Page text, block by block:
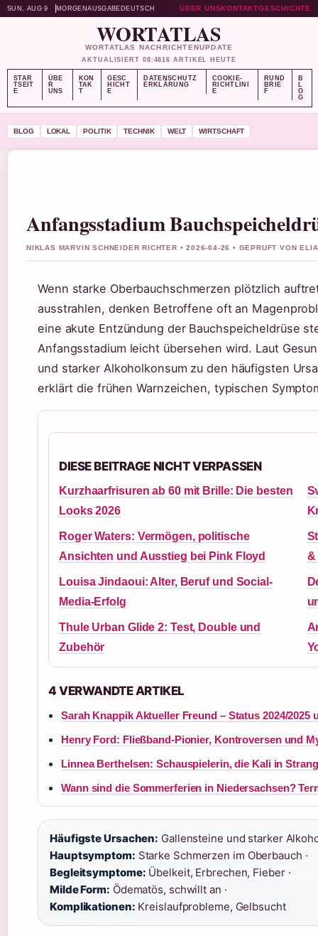
SUN, AUG 9 MORGENAUSGABE DEUTSCH ÜBER UNSKONTAKTGESCHICHTE
WORTATLAS
WORTATLAS NACHRICHTENUPDATE
AKTUALISIERT 08:4816 ARTIKEL HEUTE
STAR
TSEIT
E
ÜBE
R
UNS
KON
TAK
T
GESC
HICHT
E
DATENSCHUTZ
ERKLÄRUNG
COOKIE-
RICHTLINI
E
RUND
BRIE
F
B
L
O
G
BLOG LOKAL POLITIK TECHNIK WELT WIRTSCHAFT
Anfangsstadium
NIKLAS MARVIN SCHNEIDER RICHTER • 2026-04-26 • GEPRUFT VON
Wenn starke Oberbauchschmerzen plötzlich
ausstrahlen, denken Betroffene oft an
eine akute Entzündung der Bauchspeicheldrüse
Anfangsstadium leicht übersehen wird. Laut
und starker Alkoholkonsum zu den häufigsten
erklärt die frühen Warnzeichen, typischen
DIESE BEITRAGE NICHT VERPASSEN
Kurzhaarfrisuren ab 60 mit Brille: Die besten
Looks 2026
Roger Waters: Vermögen, politische
Ansichten und Ausstieg bei Pink Floyd
&
Louisa Jindaoui: Alter, Beruf und Social-
Media-Erfolg
Thule Urban Glide 2: Test, Double und
Zubehör
4 VERWANDTE ARTIKEL
Sarah Knappik Aktueller Freund – Status 2024/2025
Henry Ford: Fließband-Pionier, Kontroversen und
Linnea Berthelsen: Schauspielerin, die Kali in
Wann sind die Sommerferien in Niedersachsen?
Häufigste Ursachen: Gallensteine und starker
Hauptsymptom: Starke Schmerzen im Oberbauch ·
Begleitsymptome: Übelkeit, Erbrechen, Fieber ·
Milde Form: Ödematös, schwillt an ·
Komplikationen: Kreislaufprobleme, Gelbsucht